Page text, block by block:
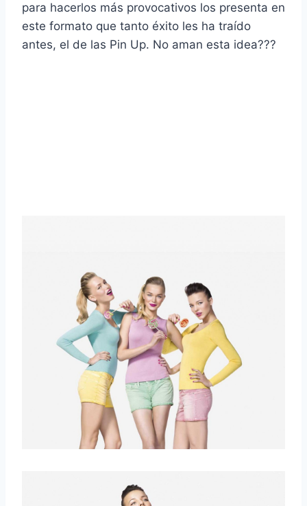
para hacerlos más provocativos los presenta en
este formato que tanto éxito les ha traído
antes, el de las Pin Up. No aman esta idea???